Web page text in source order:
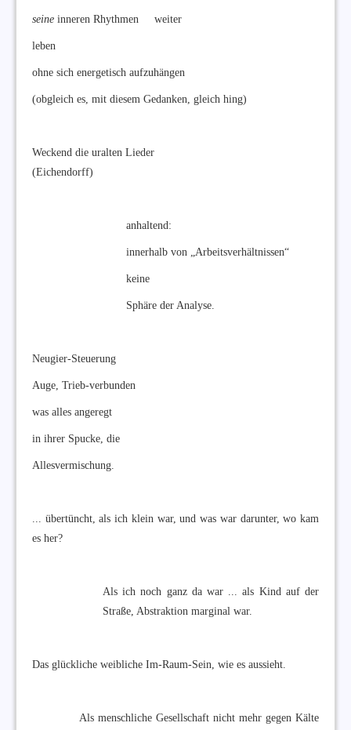
seine inneren Rhythmen weiter
leben
ohne sich energetisch aufzuhängen
(obgleich es, mit diesem Gedanken, gleich hing)
Weckend die uralten Lieder
(Eichendorff)
anhaltend:
innerhalb von „Arbeitsverhältnissen“
keine
Sphäre der Analyse.
Neugier-Steuerung
Auge, Trieb-verbunden
was alles angeregt
in ihrer Spucke, die
Allesvermischung.
... übertüncht, als ich klein war, und was war darunter, wo kam
es her?
Als ich noch ganz da war ... als Kind auf der
Straße, Abstraktion marginal war.
Das glückliche weibliche Im-Raum-Sein, wie es aussieht.
Als menschliche Gesellschaft nicht mehr gegen Kälte